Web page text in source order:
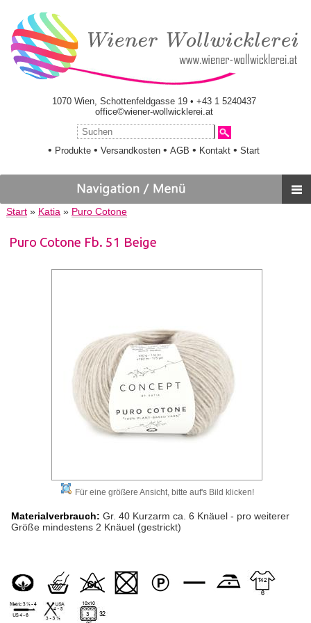
1070 Wien, Schottenfeldgasse 19 • +43 1 5240437
office©wiener-wollwicklerei.at
• Produkte •Versandkosten •AGB • Kontakt •Start
Start» Katia» Puro Cotone
Puro Cotone Fb. 51 Beige
Für eine größere Ansicht, bitte auf's Bild klicken!
Materialverbrauch: Gr. 40 Kurzarm ca. 6 Knäuel - pro weiterer
Größe mindestens 2 Knäuel (gestrickt)